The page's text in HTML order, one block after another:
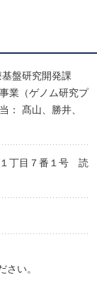
盤研究開発課
業（ゲノム研究プ
： 髙山、勝井、
丁目７番１号 読
さい。